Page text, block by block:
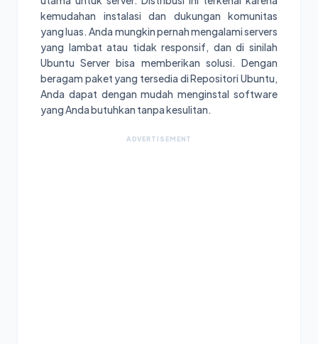
kemudahan instalasi dan dukungan komunitas
yang luas. Anda mungkin pernah mengalami servers
yang lambat atau tidak responsif, dan di sinilah
Ubuntu Server bisa memberikan solusi. Dengan
beragam paket yang tersedia di Repositori Ubuntu,
Anda dapat dengan mudah menginstal software
yang Anda butuhkan tanpa kesulitan.
ADVERTISEMENT